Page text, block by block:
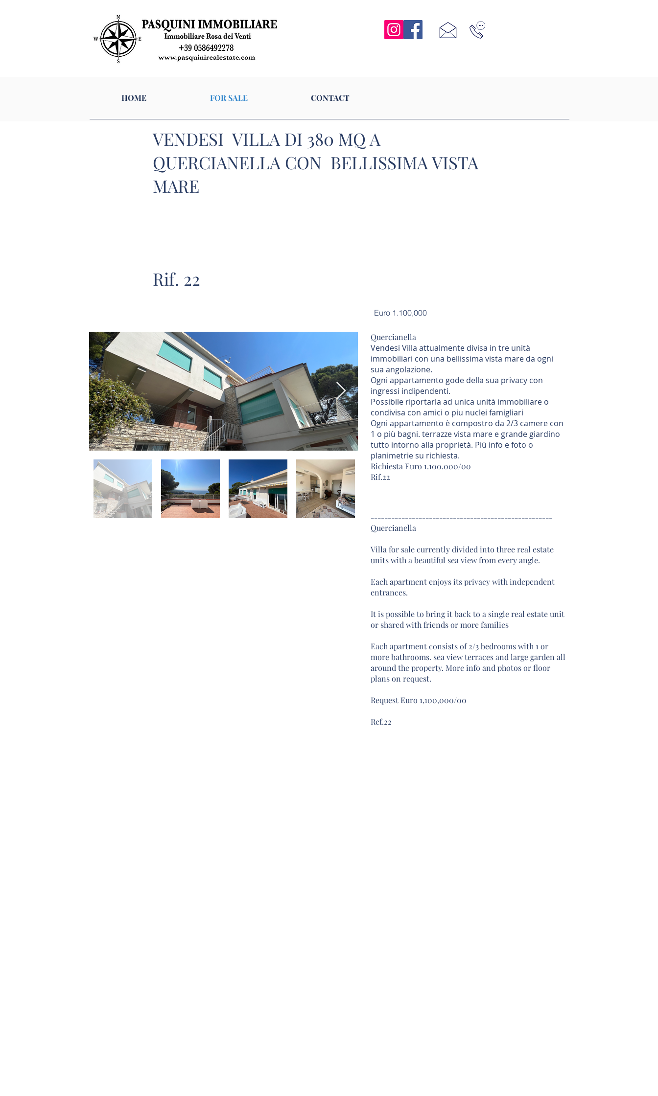
VENDESI VILLA DI 380 MQ A
QUERCIANELLA CON BELLISSIMA VISTA
MARE
Rif. 22
Euro 1.100,000
Quercianella
Vendesi Villa attualmente divisa in tre unità
immobiliari con una bellissima vista mare da ogni
sua angolazione.
Ogni appartamento gode della sua privacy con
ingressi indipendenti.
Possibile riportarla ad unica unità immobiliare o
condivisa con amici o piu nuclei famigliari
Ogni appartamento è compostro da 2/3 camere con
1 o più bagni. terrazze vista mare e grande giardino
tutto intorno alla proprietà. Più info e foto o
planimetrie su richiesta.
Richiesta Euro 1.100.000/00
Rif.22
-----------------------------------------------------
Quercianella
Villa for sale currently divided into three real estate
units with a beautiful sea view from every angle.
Each apartment enjoys its privacy with independent
entrances.
It is possible to bring it back to a single real estate unit
or shared with friends or more families
Each apartment consists of 2/3 bedrooms with 1 or
more bathrooms. sea ​​view terraces and large garden all
around the property. More info and photos or floor
plans on request.
Request Euro 1,100,000/00
Ref.22
HOME FOR SALE CONTACT